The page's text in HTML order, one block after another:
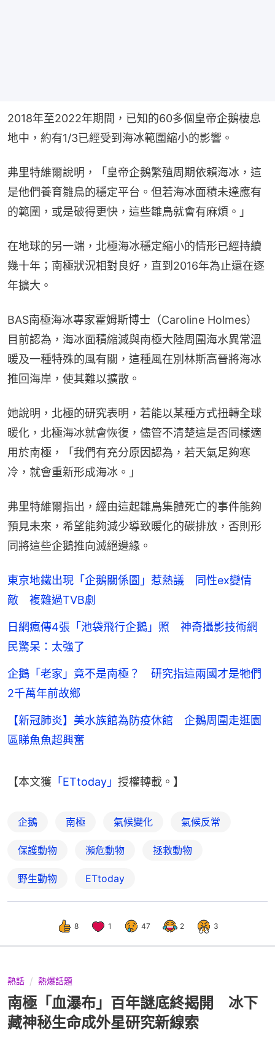
2018年至2022年期間，已知的60多個皇帝企鵝棲息
地中，約有1/3已經受到海冰範圍縮小的影響。
弗里特維爾說明，「皇帝企鵝繁殖周期依賴海冰，這
是他們養育雛鳥的穩定平台。但若海冰面積未達應有
的範圍，或是破得更快，這些雛鳥就會有麻煩。」
在地球的另一端，北極海冰穩定縮小的情形已經持續
幾十年；南極狀況相對良好，直到2016年為止還在逐
年擴大。
BAS南極海冰專家霍姆斯博士（Caroline Holmes）
目前認為，海冰面積縮減與南極大陸周圍海水異常溫
暖及一種特殊的風有關，這種風在別林斯高晉將海冰
推回海岸，使其難以擴散。
她說明，北極的研究表明，若能以某種方式扭轉全球
暖化，北極海冰就會恢復，儘管不清楚這是否同樣適
用於南極，「我們有充分原因認為，若天氣足夠寒
冷，就會重新形成海冰。」
弗里特維爾指出，經由這起雛鳥集體死亡的事件能夠
預見未來，希望能夠減少導致暖化的碳排放，否則形
同將這些企鵝推向滅絕邊緣。
東京地鐵出現「企鵝關係圖」惹熱議 同性ex變情
敵 複雜過TVB劇
日網瘋傳4張「池袋飛行企鵝」照 神奇攝影技術網
民驚呆：太強了
企鵝「老家」竟不是南極？ 研究指這兩國才是牠們
2千萬年前故鄉
【新冠肺炎】美水族館為防疫休館 企鵝周圍走逛園
區睇魚魚超興奮
【本文獲 「ETtoday」 授權轉載。】
企鵝 南極 氣候變化 氣候反常
保護動物 瀕危動物 拯救動物
野生動物 ETtoday
8 1 47 2 3
熱話 熱爆話題
南極「血瀑布」百年謎底終揭開 冰下
藏神秘生命成外星研究新線索